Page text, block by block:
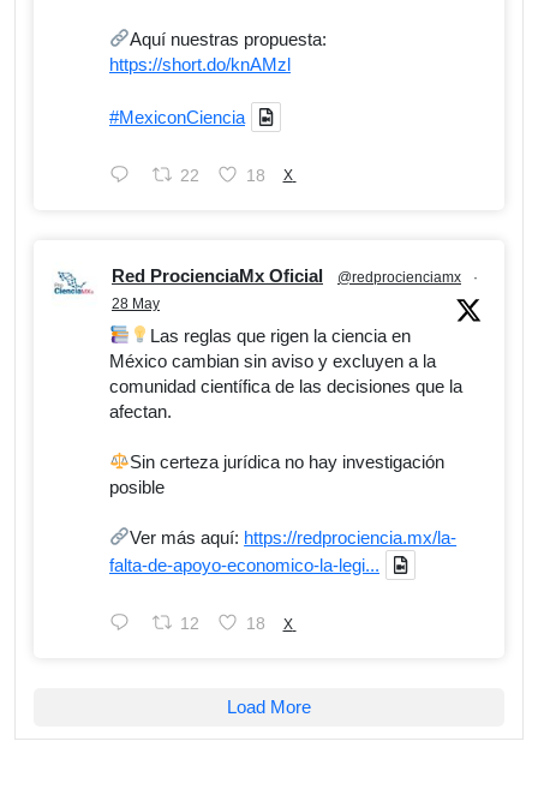
Aquí nuestras propuesta:
https://short.do/knAMzl
#MexiconCiencia
22 18 X
Red ProcienciaMx Oficial @redprocienciamx
·
28 May
Las reglas que rigen la ciencia en
México cambian sin aviso y excluyen a la
comunidad científica de las decisiones que la
afectan.
Sin certeza jurídica no hay investigación
posible
Ver más aquí: https://redprociencia.mx/la-
falta-de-apoyo-economico-la-legi...
12 18 X
Load More